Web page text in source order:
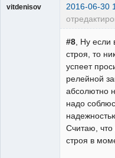
vitdenisov 2016-06-30
#8 , Ну
строя, то
успеет
релейной
абсолютно
надо
Считаю, что
строя в